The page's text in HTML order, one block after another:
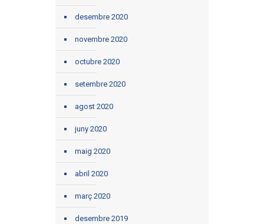
desembre 2020
novembre 2020
octubre 2020
setembre 2020
agost 2020
juny 2020
maig 2020
abril 2020
març 2020
desembre 2019